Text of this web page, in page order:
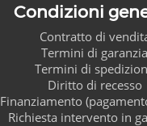
Condizioni
Contratto di
Termini di garanzia
Termini di
Diritto di recesso
Finanziamento
Richiesta intervento in